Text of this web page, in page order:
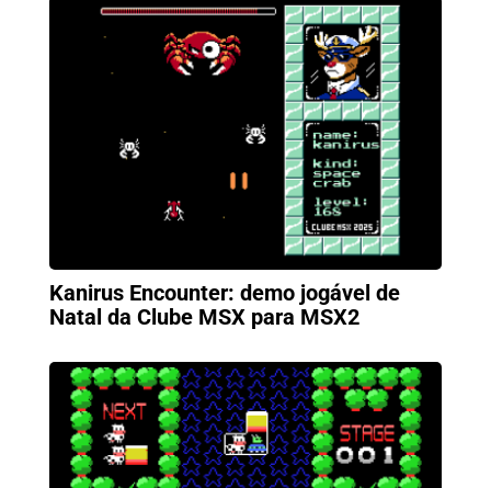
Kanirus Encounter: demo jogável de
Natal da Clube MSX para MSX2